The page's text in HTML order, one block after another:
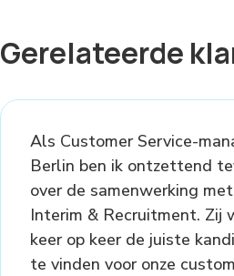
Gerelateerde
Als Customer Service-
Berlin ben ik ontzettend
over de samenwerking
Interim & Recruitment. Zij
keer op keer de juiste
te vinden voor onze